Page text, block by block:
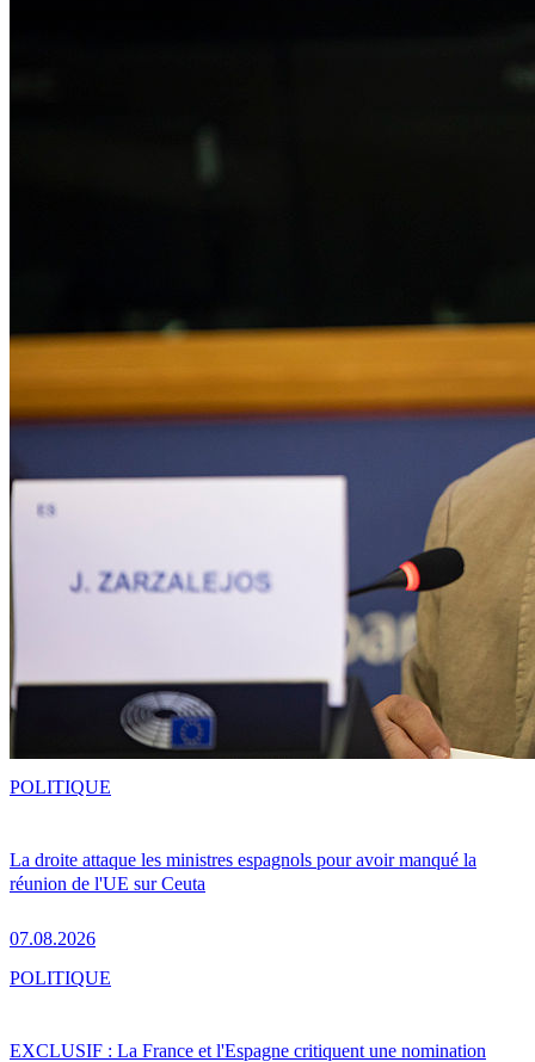
La droite attaque les ministres espagnols pour avoir manqué la
réunion de l'UE sur Ceuta
07.08.2026
POLITIQUE
EXCLUSIF : La France et l'Espagne critiquent une nomination
POLITIQUE